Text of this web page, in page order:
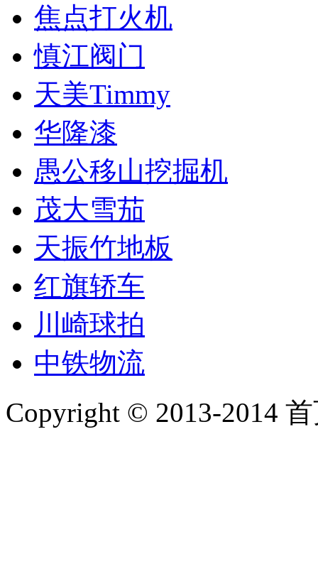
焦点打火机
慎江阀门
天美Timmy
华隆漆
愚公移山挖掘机
茂大雪茄
天振竹地板
红旗轿车
川崎球拍
中铁物流
Copyright © 2013-2014